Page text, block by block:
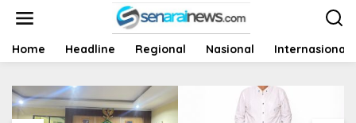
t
Home Headline Regional Nasional Internasional